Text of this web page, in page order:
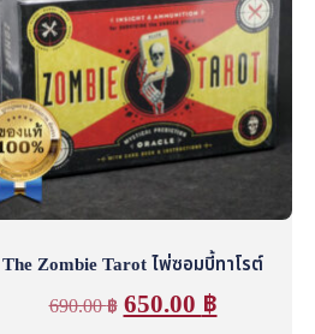
The Zombie Tarot ไพ่ซอมบี้ทาโรต์
690.00฿ 650.00 ฿